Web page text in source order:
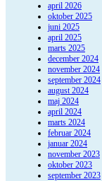
april 2026
oktober 2025
juni 2025
april 2025
marts 2025
december 2024
november 2024
september 2024
august 2024
maj 2024
april 2024
marts 2024
februar 2024
januar 2024
november 2023
oktober 2023
september 2023